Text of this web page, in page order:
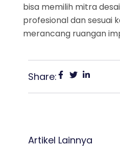
bisa memilih mitra
profesional dan sesuai
merancang ruangan
Share:
Artikel Lainnya